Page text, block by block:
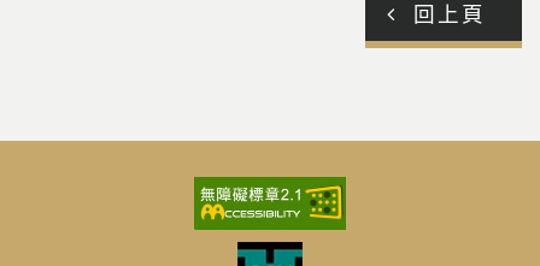
回上頁